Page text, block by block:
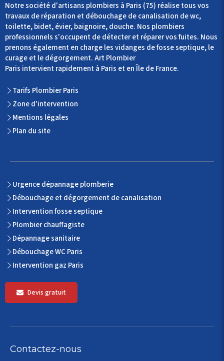
Notre société d'artisans plombiers à Paris (75) réalise tous vos
travaux de réparation et débouchage de canalisation de wc,
toilette, bidet, évier, baignoire, douche. Nos plombiers
professionnels s'occupent de détecter et réparer vos fuites. Nous
prenons également en charge les vidanges de fosse septique, le
curage et le dégorgement. Art Plombier
Paris intervient rapidement à Paris et en Île de France.
Tarifs Plombier Paris
Zone d'intervention
Mentions légales
Plan du site
Urgence dépannage plomberie
Débouchage et dégorgement de canalisation
Intervention fosse septique
Plombier chauffagiste
Dépannage sanitaire
Débouchage WC Paris
Intervention gaz Paris
Devis gratuit
Contactez-nous